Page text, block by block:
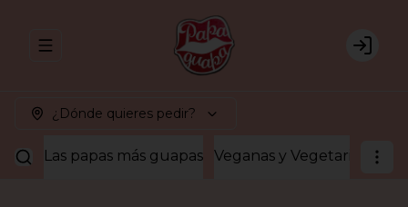
Abrir menu de navegación Login
¿Dónde quieres pedir?
Las papas más guapas Veganas y Vegetarianas